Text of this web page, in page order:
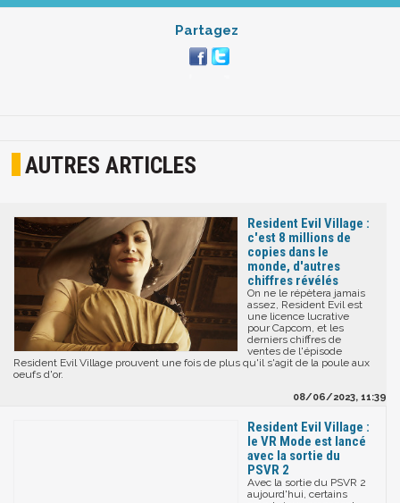
Partagez
AUTRES ARTICLES
Resident Evil Village :
c'est 8 millions de
copies dans le
monde, d'autres
chiffres révélés
On ne le répètera jamais
assez, Resident Evil est
une licence lucrative
pour Capcom, et les
derniers chiffres de
ventes de l'épisode
Resident Evil Village prouvent une fois de plus qu'il s'agit de la poule aux
oeufs d'or.
08/06/2023, 11:39
Resident Evil Village :
le VR Mode est lancé
avec la sortie du
PSVR 2
Avec la sortie du PSVR 2
aujourd'hui, certains